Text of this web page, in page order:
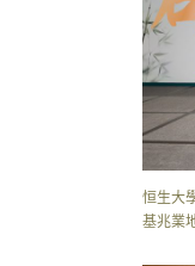
恒生大
基兆業